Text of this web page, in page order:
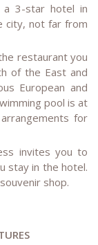
a 3-star hotel in
city, not far from
restaurant you
of the East and
European and
pool is at
for
invites you to
stay in the hotel.
shop.